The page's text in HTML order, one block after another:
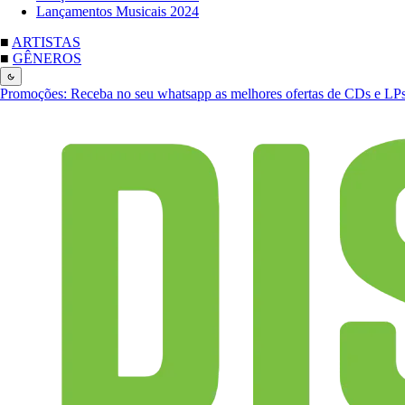
Lançamentos Musicais 2024
■ ARTISTAS
■ GÊNEROS
Promoções: Receba no seu whatsapp as melhores ofertas de CDs e